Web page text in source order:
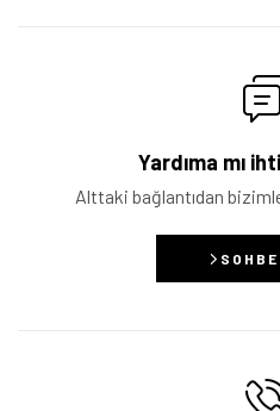
Yardıma mı
Alttaki bağlantıdan